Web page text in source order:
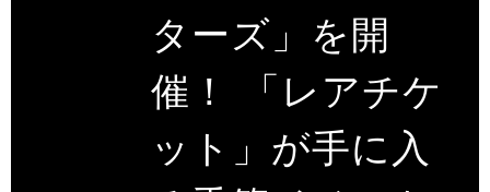
ターズ」を開
催！ 「レアチケ
ット」が手に入